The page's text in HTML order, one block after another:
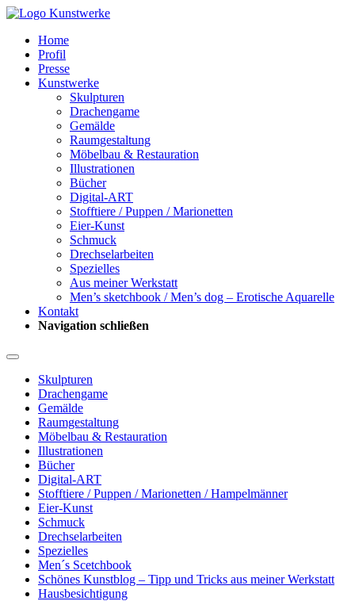
Home
Profil
Presse
Kunstwerke
Skulpturen
Drachengame
Gemälde
Raumgestaltung
Möbelbau & Restauration
Illustrationen
Bücher
Digital-ART
Stofftiere / Puppen / Marionetten
Eier-Kunst
Schmuck
Drechselarbeiten
Spezielles
Aus meiner Werkstatt
Men’s sketchbook / Men’s dog – Erotische Aquarelle
Kontakt
Navigation schließen
Skulpturen
Drachengame
Gemälde
Raumgestaltung
Möbelbau & Restauration
Illustrationen
Bücher
Digital-ART
Stofftiere / Puppen / Marionetten / Hampelmänner
Eier-Kunst
Schmuck
Drechselarbeiten
Spezielles
Men´s Scetchbook
Schönes Kunstblog – Tipp und Tricks aus meiner Werkstatt
Hausbesichtigung